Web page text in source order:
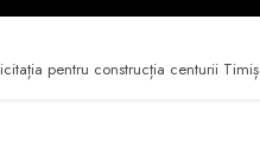
pentru construcția centurii